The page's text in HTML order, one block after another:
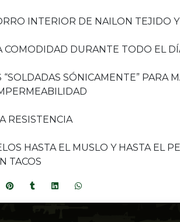
INTERIOR DE NAILON TEJIDO
COMODIDAD DURANTE TODO EL
SÓNICAMENTE” PARA
RESISTENCIA
HASTA EL MUSLO Y HASTA EL
TACOS